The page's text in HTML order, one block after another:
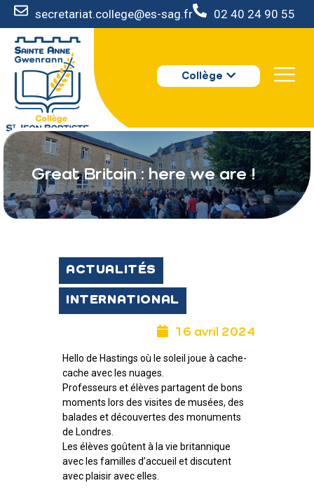
secretariat.college@es-sag.fr 02 40 24 90 55
Collège
Great Britain : here we are !
LE COLLÈGE
S’INSCRIRE
VIE AU COLLÈGE
VOTRE ESPACE
NOUS CONTACTER
ACTUALITÉS
INTERNATIONAL
16 avril 2024
Hello de Hastings où le soleil joue à cache-
cache avec les nuages.
Professeurs et élèves partagent de bons
moments lors des visites de musées, des
balades et découvertes des monuments
de Londres.
Les élèves goûtent à la vie britannique
avec les familles d’accueil et discutent
avec plaisir avec elles.